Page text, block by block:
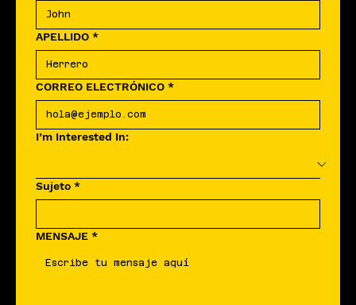
APELLIDO *
CORREO ELECTRÓNICO *
I’m Interested In:
Sujeto *
MENSAJE *